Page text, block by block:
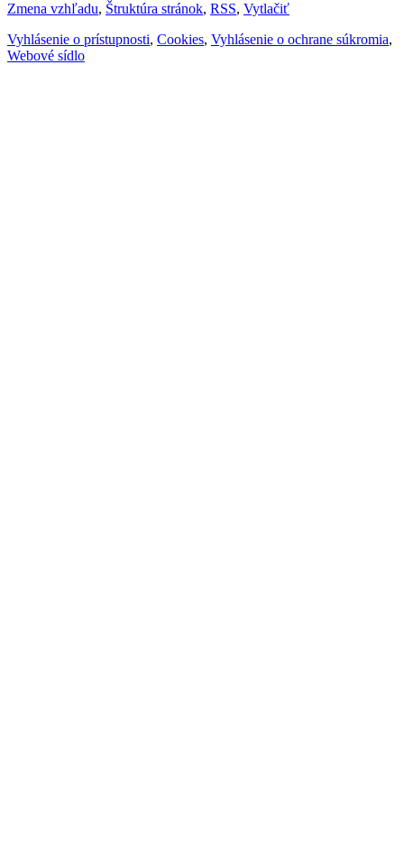
Zmena vzhľadu, Štruktúra stránok, RSS, Vytlačiť
Vyhlásenie o prístupnosti, Cookies, Vyhlásenie o ochrane súkromia,
Webové sídlo